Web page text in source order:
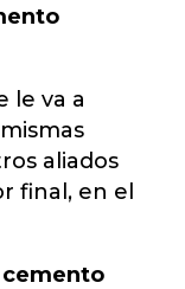
le va a
aliados
final, en el
cemento